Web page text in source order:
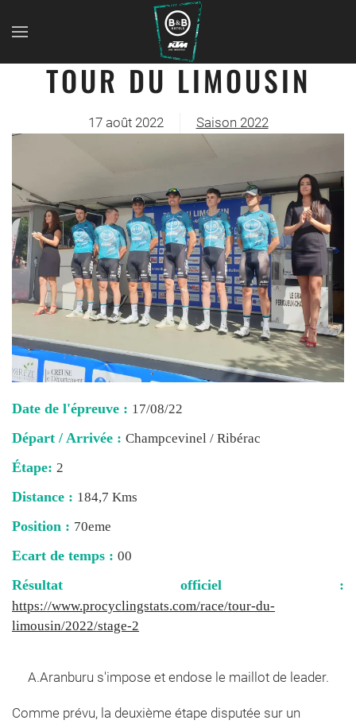
TOUR DU LIMOUSIN
17 août 2022 Saison 2022
Date de l'épreuve : 17/08/22
Départ / Arrivée : Champcevinel / Ribérac
Étape: 2
Distance : 184,7 Kms
Position : 70eme
Ecart de temps : 00
Résultat officiel :
https://www.procyclingstats.com/race/tour-du-
limousin/2022/stage-2
A.Aranburu s'impose et endose le maillot de leader.
Comme prévu, la deuxième étape disputée sur un